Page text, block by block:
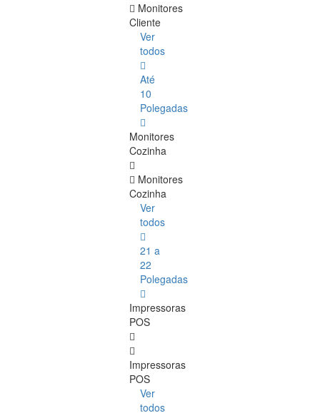
Monitores
Cliente
Ver
todos
Até
10
Polegadas
Monitores
Cozinha
Monitores
Cozinha
Ver
todos
21 a
22
Polegadas
Impressoras
POS
Impressoras
POS
Ver
todos